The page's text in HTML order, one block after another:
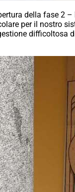
della fase 2
per il nostro
difficoltosa